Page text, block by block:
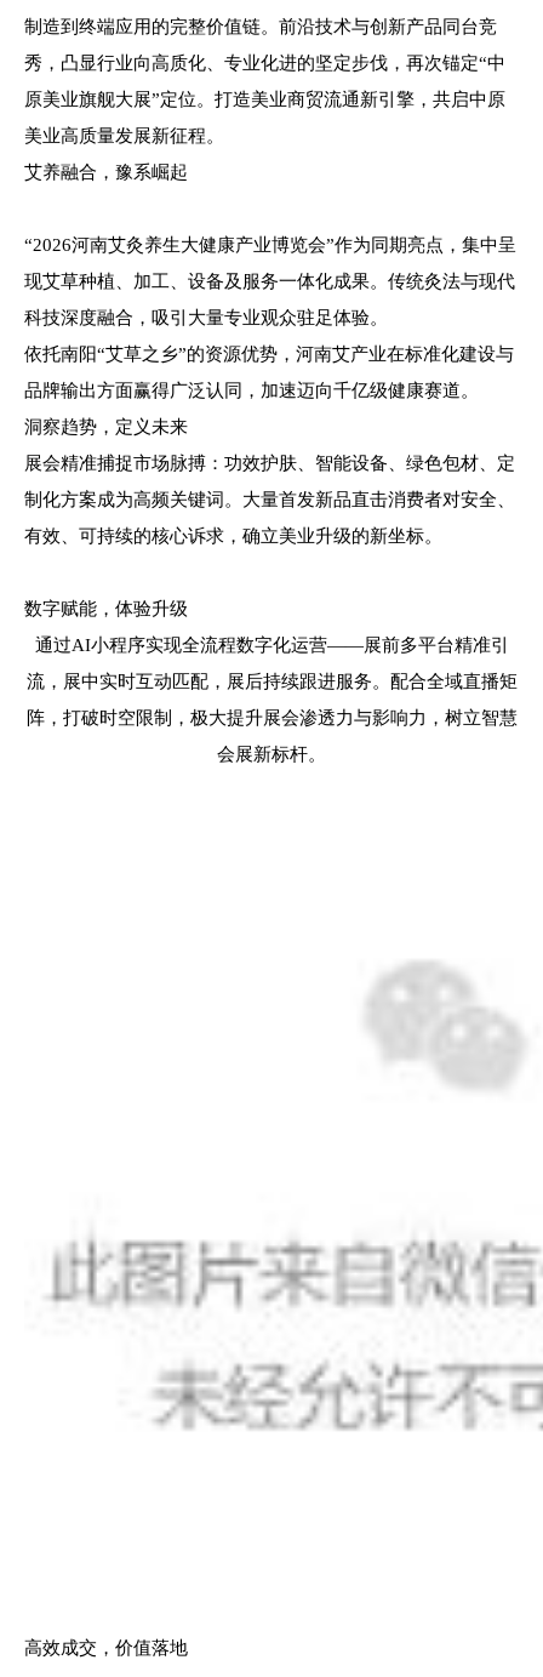
制造到终端应用的完整价值链。前沿技术与创新产品同台竞
秀，凸显行业向高质化、专业化进的坚定步伐，再次锚定“中
原美业旗舰大展”定位。打造美业商贸流通新引擎，共启中原
美业高质量发展新征程。
艾养融合，豫系崛起
“2026河南艾灸养生大健康产业博览会”作为同期亮点，集中呈
现艾草种植、加工、设备及服务一体化成果。传统灸法与现代
科技深度融合，吸引大量专业观众驻足体验。
依托南阳“艾草之乡”的资源优势，河南艾产业在标准化建设与
品牌输出方面赢得广泛认同，加速迈向千亿级健康赛道。
洞察趋势，定义未来
展会精准捕捉市场脉搏：功效护肤、智能设备、绿色包材、定
制化方案成为高频关键词。大量首发新品直击消费者对安全、
有效、可持续的核心诉求，确立美业升级的新坐标。
数字赋能，体验升级
通过AI小程序实现全流程数字化运营——展前多平台精准引
流，展中实时互动匹配，展后持续跟进服务。配合全域直播矩
阵，打破时空限制，极大提升展会渗透力与影响力，树立智慧
会展新标杆。
高效成交，价值落地